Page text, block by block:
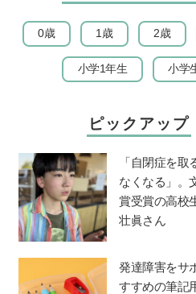
0歳 1歳 2歳
小学1年生 小学
ピックアップ
「自閉症を取
なくなる」。
賞受賞の高校
壮眞さん
発達障害をサ
すすめの筆記